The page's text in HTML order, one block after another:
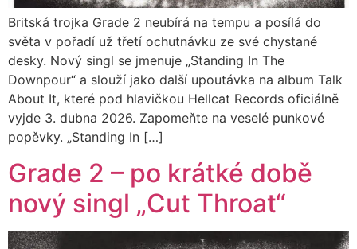
Britská trojka Grade 2 neubírá na tempu a posílá do
světa v pořadí už třetí ochutnávku ze své chystané
desky. Nový singl se jmenuje „Standing In The
Downpour“ a slouží jako další upoutávka na album Talk
About It, které pod hlavičkou Hellcat Records oficiálně
vyjde 3. dubna 2026. Zapomeňte na veselé punkové
popěvky. „Standing In […]
Grade 2 – po krátké době
nový singl „Cut Throat“